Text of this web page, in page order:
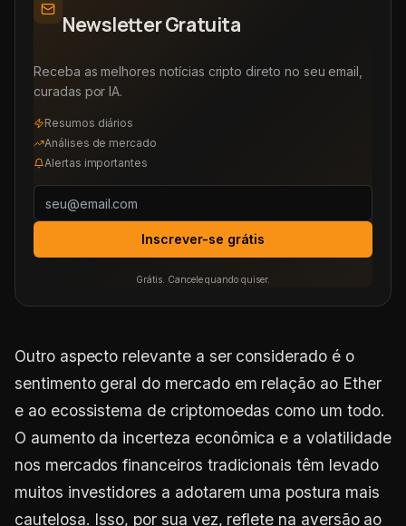
Newsletter Gratuita
Receba as melhores notícias cripto direto no seu email,
curadas por IA.
Resumos diários
Análises de mercado
Alertas importantes
Inscrever-se grátis
Grátis. Cancele quando quiser.
Outro aspecto relevante a ser considerado é o
sentimento geral do mercado em relação ao Ether
e ao ecossistema de criptomoedas como um todo.
O aumento da incerteza econômica e a volatilidade
nos mercados financeiros tradicionais têm levado
muitos investidores a adotarem uma postura mais
cautelosa. Isso, por sua vez, reflete na aversão ao